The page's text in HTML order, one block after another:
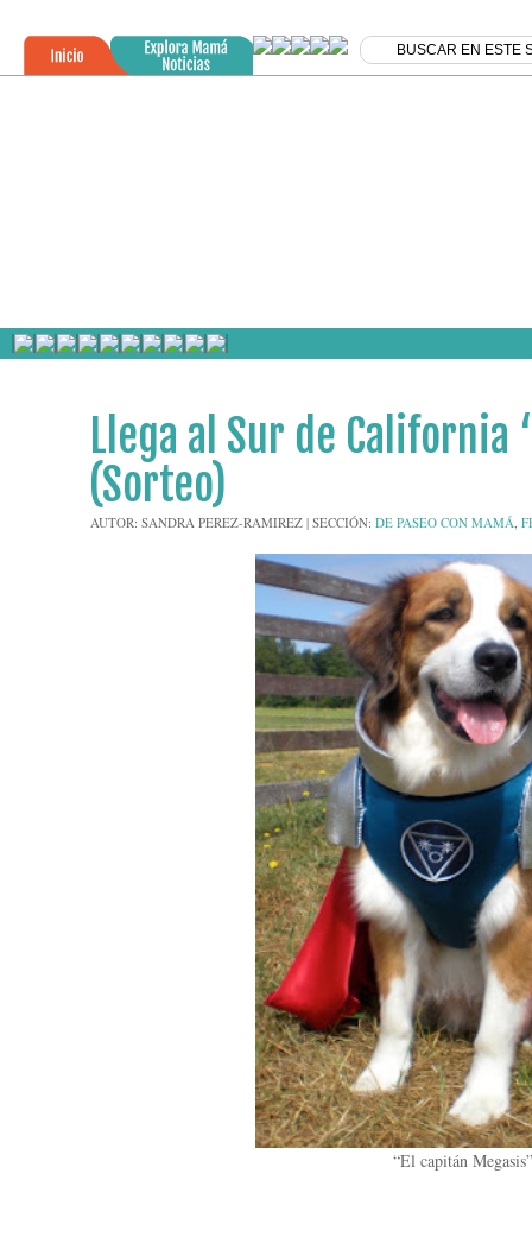
Llega al Sur de California
(Sorteo)
AUTOR: SANDRA PEREZ-RAMIREZ | SECCIÓN: DE PASEO CON MAMÁ,
“El capitán Megasis”